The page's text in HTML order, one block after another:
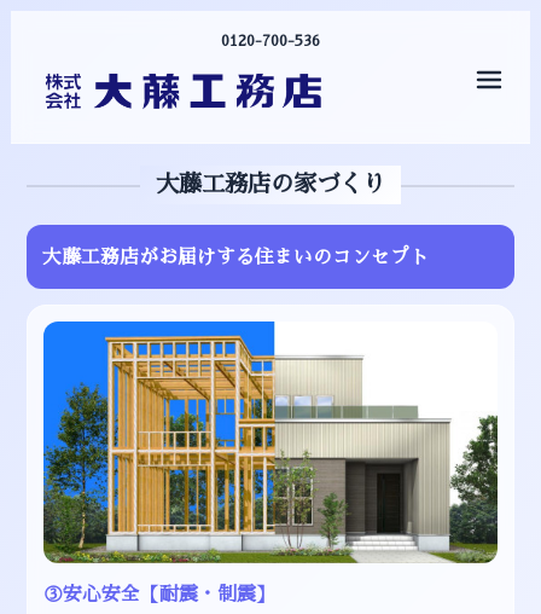
0120-700-536
大藤工務店の家づくり
大藤工務店がお届けする住まいのコンセプト
③安心安全【耐震・制震】